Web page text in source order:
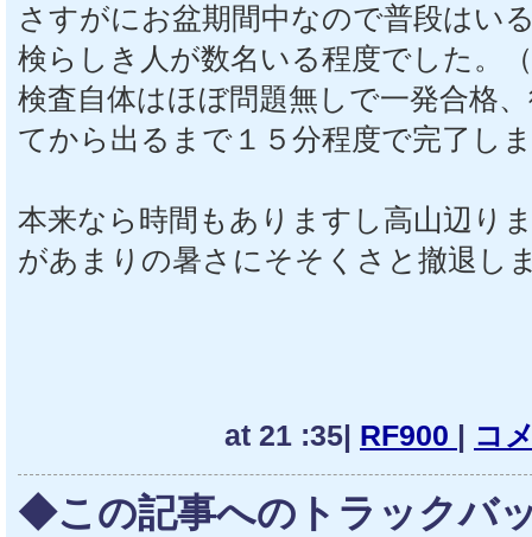
さすがにお盆期間中なので普段はい
検らしき人が数名いる程度でした。
検査自体はほぼ問題無しで一発合格
てから出るまで１５分程度で完了し
本来なら時間もありますし高山辺り
があまりの暑さにそそくさと撤退し
at 21 :35| RF900 | コ
◆この記事へのトラックバ